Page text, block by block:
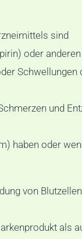
sind
oder
und
haben oder
von
als